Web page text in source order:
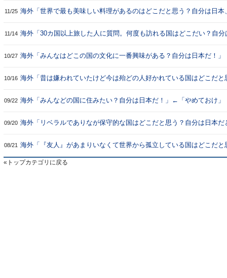
11/25 海外「世界で最も美味しい料理があるのはどこだと思う？自分は日本
11/14 海外「30カ国以上旅した人に質問。何度も訪れる国はどこだい？自分
10/27 海外「みんなはどこの国の文化に一番興味がある？自分は日本だ！」
10/16 海外「昔は嫌われていたけど今は殆どの人好かれている国はどこだと
09/22 海外「みんなどの国に住みたい？自分は日本だ！」←「やめておけ」
09/20 海外「リベラルでありなが保守的な国はどこだと思う？自分は日本だ
08/21 海外「『友人』があまりいなくて世界から孤立している国はどこだと
自分は日本だと思うが」
トップカテゴリに戻る